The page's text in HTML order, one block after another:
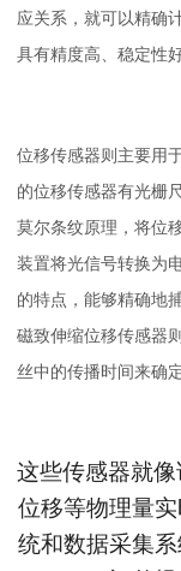
应关系，就可以精确
具有精度高、稳定性
位移传感器则主要用
的位移传感器有光栅
莫尔条纹原理，将位
装置将光信号转换为
的特点，能够精确地
磁致伸缩位移传感器
丝中的传播时间来确
这些传感器就像
位移等物理量
统和数据采集